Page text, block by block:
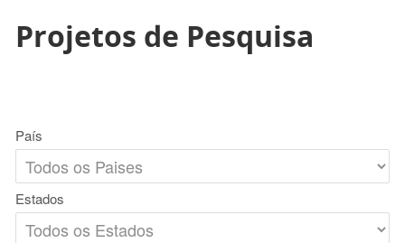
Projetos de Pesquisa
País
Estados